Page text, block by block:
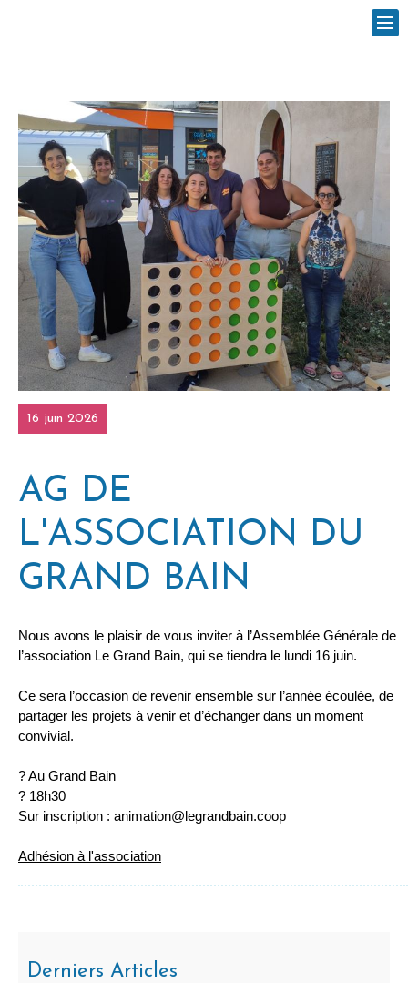
16 juin 2026
AG DE
L'ASSOCIATION DU
GRAND BAIN
Nous avons le plaisir de vous inviter à l’Assemblée Générale de
l’association Le Grand Bain, qui se tiendra le lundi 16 juin.
Ce sera l’occasion de revenir ensemble sur l’année écoulée, de
partager les projets à venir et d’échanger dans un moment
convivial.
? Au Grand Bain
? 18h30
Sur inscription : animation@legrandbain.coop
Adhésion à l'association
Derniers Articles